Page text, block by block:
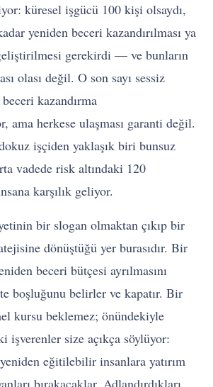
küresel işgücü 100 kişi olsaydı,
yeniden beceri kazandırılması ya
gerekirdi — ve bunların
olası değil. O son sayı sessiz
kazandırma
ama herkese ulaşması garanti değil.
işçiden yaklaşık biri bunsuz
vadede risk altındaki 120
karşılık geliyor.
bir slogan olmaktan çıkıp bir
dönüştüğü yer burasıdır. Bir
beceri bütçesi ayrılmasını
boşluğunu belirler ve kapatır. Bir
kursu beklemez; önündekiyle
işverenler size açıkça söylüyor:
eğitilebilir insanlara yatırım